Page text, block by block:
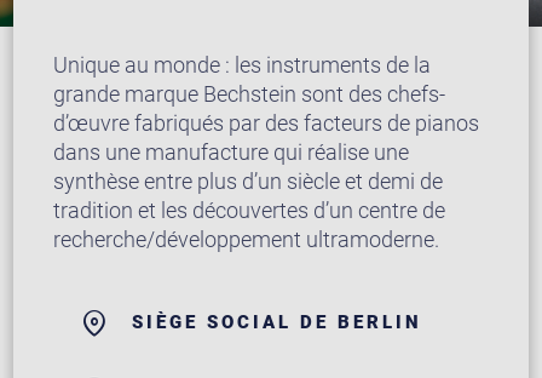
Unique au monde : les instruments de la
grande marque Bechstein sont des chefs-
d’œuvre fabriqués par des facteurs de pianos
dans une manufacture qui réalise une
synthèse entre plus d’un siècle et demi de
tradition et les découvertes d’un centre de
recherche/développement ultramoderne.
SIÈGE SOCIAL DE BERLIN